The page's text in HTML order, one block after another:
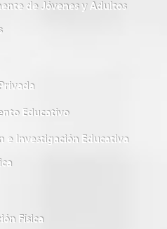
de Jóvenes y Adultos
Educativo
e Investigación Educativa
Física